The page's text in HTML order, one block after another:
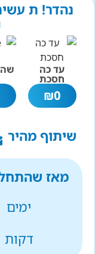
נהדר! ת
עד כה
חסכת
0
₪
שיתוף מהיר
מאז
ימים
דקות